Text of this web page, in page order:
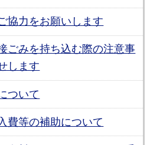
協力をお願いします
ごみを持ち込む際の注意事
します
ついて
費等の補助について